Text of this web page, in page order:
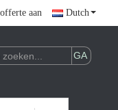
aan Dutch